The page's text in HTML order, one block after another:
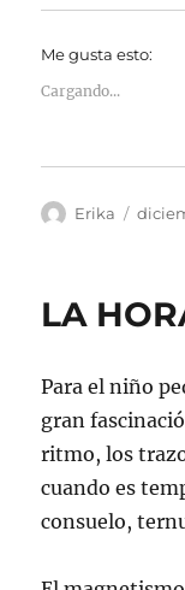
Me gusta esto:
Cargando...
Autor
Erika
LA
Para el niño
gran
ritmo, los
cuando es
consuelo,